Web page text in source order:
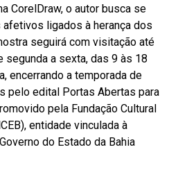
CorelDraw, o autor busca se
ligados à herança dos
seguirá com visitação até
segunda a sexta, das 9 às 18
encerrando a temporada de
pelo edital Portas Abertas para
pela Fundação Cultural
entidade vinculada à
do Estado da Bahia